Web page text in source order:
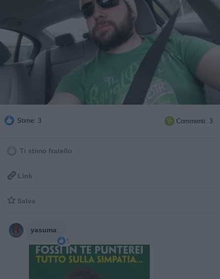
Stime: 3  Commenti: 3
Ti stimo fratello
 Link
 Salva
yasuma:
5